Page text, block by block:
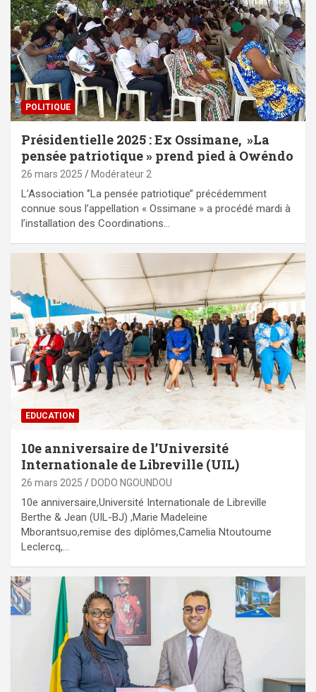
POLITIQUE
Présidentielle 2025 : Ex Ossimane, »La
pensée patriotique » prend pied à Owéndo
26 mars 2025 Modérateur 2
L’Association ‘’La pensée patriotique’’ précédemment
connue sous l’appellation « Ossimane » a procédé mardi à
l’installation des Coordinations…
EDUCATION
10e anniversaire de l’Université
Internationale de Libreville (UIL)
26 mars 2025 DODO NGOUNDOU
10e anniversaire,Université Internationale de Libreville
Berthe & Jean (UIL-BJ) ,Marie Madeleine
Mborantsuo,remise des diplômes,Camelia Ntoutoume
Leclercq,…